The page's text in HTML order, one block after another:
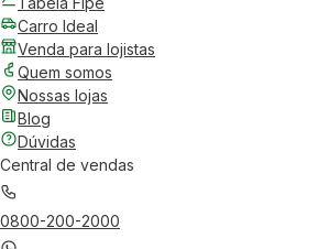
Carro Ideal
Venda para lojistas
Quem somos
Nossas lojas
Blog
Dúvidas
Central de vendas
0800-200-2000